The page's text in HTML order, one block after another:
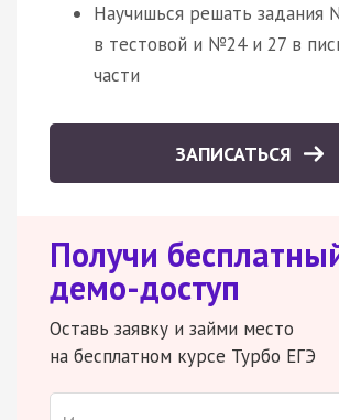
Научишься решать задания
в тестовой и №24 и 27 в
части
ЗАПИСАТЬСЯ
Получи
демо-доступ
Оставь заявку и займи место
на бесплатном курсе Турбо ЕГЭ